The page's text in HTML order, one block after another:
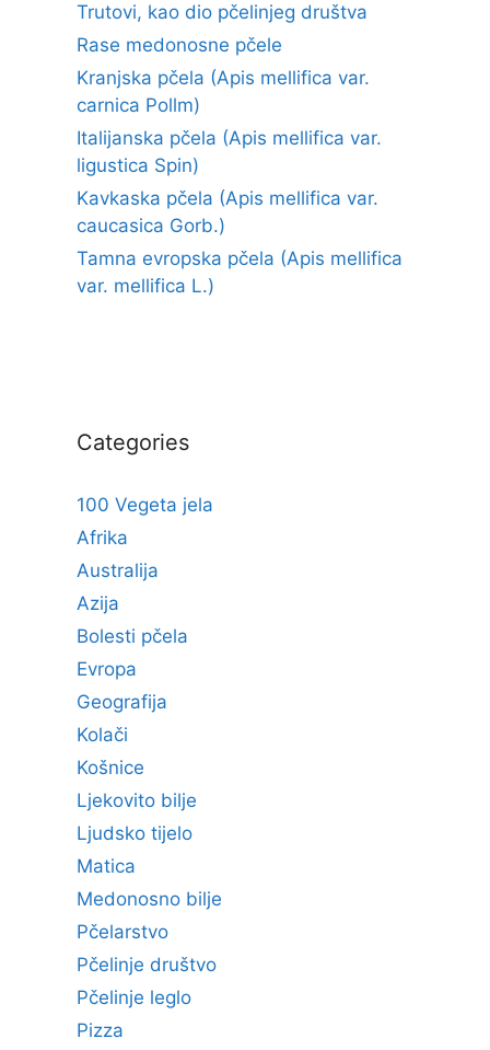
Trutovi, kao dio pčelinjeg društva
Rase medonosne pčele
Kranjska pčela (Apis mellifica var.
carnica Pollm)
Italijanska pčela (Apis mellifica var.
ligustica Spin)
Kavkaska pčela (Apis mellifica var.
caucasica Gorb.)
Tamna evropska pčela (Apis mellifica
var. mellifica L.)
Categories
100 Vegeta jela
Afrika
Australija
Azija
Bolesti pčela
Evropa
Geografija
Kolači
Košnice
Ljekovito bilje
Ljudsko tijelo
Matica
Medonosno bilje
Pčelarstvo
Pčelinje društvo
Pčelinje leglo
Pizza